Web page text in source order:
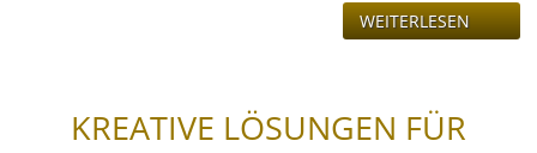
WEITERLESEN
KREATIVE LÖSUNGEN FÜR